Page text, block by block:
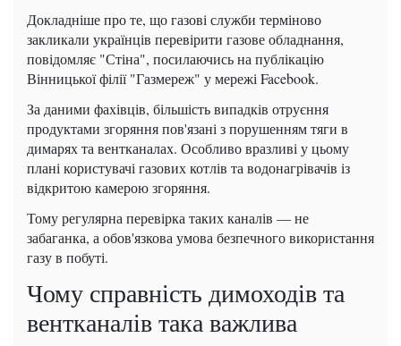
Докладніше про те, що газові служби терміново
закликали українців перевірити газове обладнання,
повідомляє "Стіна", посилаючись на публікацію
Вінницької філії "Газмереж" у мережі Facebook.
За даними фахівців, більшість випадків отруєння
продуктами згоряння пов'язані з порушенням тяги в
димарях та вентканалах. Особливо вразливі у цьому
плані користувачі газових котлів та водонагрівачів із
відкритою камерою згоряння.
Тому регулярна перевірка таких каналів — не
забаганка, а обов'язкова умова безпечного використання
газу в побуті.
Чому справність димоходів та
вентканалів така важлива